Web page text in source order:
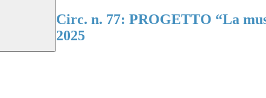
Circ. n. 77: PROGETTO “La
2025